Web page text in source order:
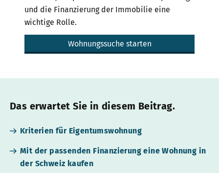
und die Finanzierung der Immobilie eine
wichtige Rolle.
Wohnungssuche starten
Das erwartet Sie in diesem Beitrag.
Kriterien für Eigentumswohnung
Mit der passenden Finanzierung eine Wohnung in
der Schweiz kaufen